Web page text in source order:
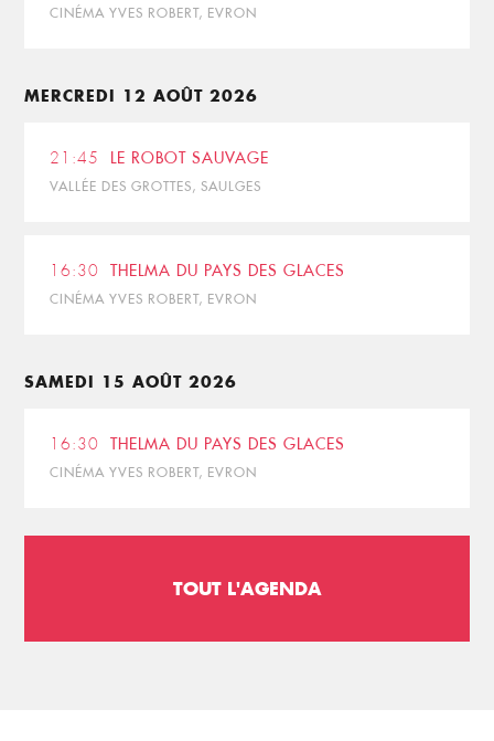
CINÉMA YVES ROBERT, EVRON
MERCREDI 12 AOÛT 2026
21:45 LE ROBOT SAUVAGE
VALLÉE DES GROTTES, SAULGES
16:30 THELMA DU PAYS DES GLACES
CINÉMA YVES ROBERT, EVRON
SAMEDI 15 AOÛT 2026
16:30 THELMA DU PAYS DES GLACES
CINÉMA YVES ROBERT, EVRON
TOUT L'AGENDA